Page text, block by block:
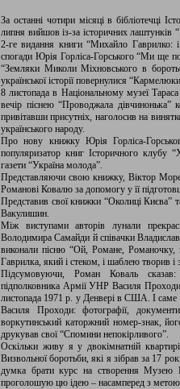
За останні чотири місяці в бібліотечці
липня вийшов із-за історичних лаштунків
2-ге видання книги “Михайло Гаврилко:
спогади Юрія Горліса-Горського “Ми ще
“Земляки Миколи Міхновського в
української історії повернулися
8 листопада в Національному музеї
вечір піснею “Проводжала
привітавши присутніх, наголосив на
українського народу.
Про нову книжку Юрія Горліса-
популяризатор книг Історичного клубу
газети “Україна молода”.
Представляючи свою книжку, Віктор
Романові Ковалю за допомогу у її
Представив свої книжки “Околиці Києва”
Вакулишин.
Між виступами авторів лунали
Володимира Самайди й співачки
виконали пісню “Ой, Романе,
Гаврилка, який і стеком, і шаблею творив і
Підсумовуючи, Роман Коваль
підполковника Армії УНР Василя
листопада 1971 р. у Денвері в США. І саме
Василя Проходи: фотографії,
воркутинський каторжний номер-знак,
друкував свої “Спомини непокірливого”.
Оскільки живу я у двокімнатній
Визвольної боротьби, які я зібрав за 17
думка брати курс на створення Музею
проголошую цю ідею – насамперед з метою